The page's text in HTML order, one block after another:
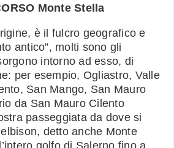
Monte Stella
è il fulcro geografico e
antico”, molti sono gli
intorno ad esso, di
per esempio, Ogliastro, Valle
San Mango, San Mauro
da San Mauro Cilento
passeggiata da dove si
detto anche Monte
golfo di Salerno fino a